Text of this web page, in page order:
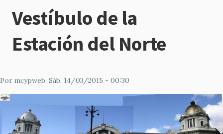
Ruta
de
navegación
Vestíbulo de la
Estación del Norte
Por mcypweb, Sáb, 14/03/2015 - 00:30